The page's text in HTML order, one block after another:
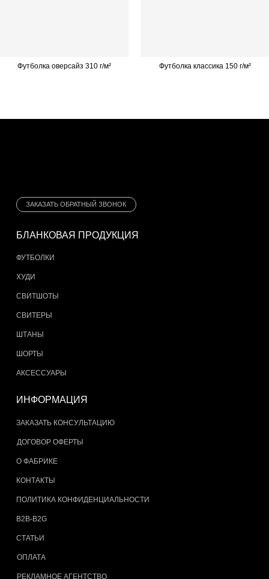
Футболка оверсайз 310 г/м² Футболка классика 150 г/м²
БЛАНКОВАЯ ПРОДУКЦИЯ
ИНФОРМАЦИЯ
ЗАКАЗАТЬ ОБРАТНЫЙ ЗВОНОК
ФУТБОЛКИ
ЗАКАЗАТЬ КОНСУЛЬТАЦИЮ
ДОГОВОР ОФЕРТЫ
ОПЛАТА
РЕКЛАМНОЕ АГЕНТСТВО
О ФАБРИКЕ
КОНТАКТЫ
СТАТЬИ
ПОЛИТИКА КОНФИДЕНЦИАЛЬНОСТИ
B2B-B2G
ХУДИ
СВИТШОТЫ
СВИТЕРЫ
ШТАНЫ
ШОРТЫ
АКСЕССУАРЫ